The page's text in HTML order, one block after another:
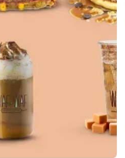
MENU
I SLANÁ
KAŽDÉHO!